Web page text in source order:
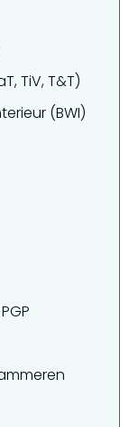
TiV, T&T)
(BWI)